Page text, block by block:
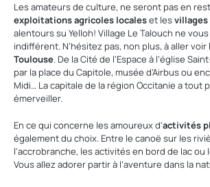
Les amateurs de culture, ne seront pas en
exploitations agricoles localeset lesvillages
alentours su Yelloh! Village Le Talouch ne
indifférent. N’hésitez pas, non plus, à aller voir
Toulouse. De la Cité de l’Espace à l’église
par la place du Capitole, musée d’Airbus ou
Midi… La capitale de la région Occitanie a tout
émerveiller.
En ce qui concerne les amoureux d'activités
également du choix. Entre le canoë sur les
l'accrobranche, les activités en bord de lac ou
Vous allez adorer partir à l’aventure dans la